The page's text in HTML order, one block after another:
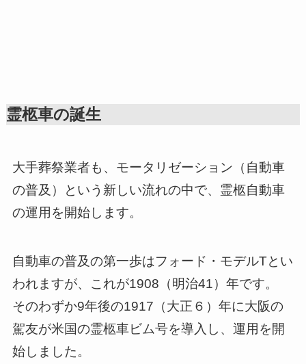
霊柩車の誕生
大手葬祭業者も、モータリゼーション（自動車
の普及）という新しい流れの中で、霊柩自動車
の運用を開始します。
自動車の普及の第一歩はフォード・モデルTとい
われますが、これが1908（明治41）年です。
そのわずか9年後の1917（大正６）年に大阪の
駕友が米国の霊柩車ビム号を導入し、運用を開
始しました。